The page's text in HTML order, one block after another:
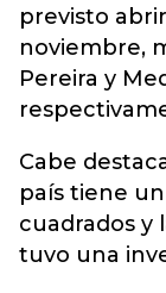
previsto
noviembre,
Pereira y
Cabe
país tiene
cuadrados y
tuvo una